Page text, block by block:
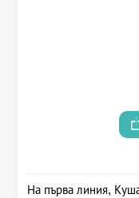
На първа линия,